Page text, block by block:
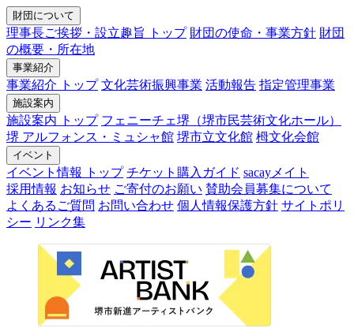
財団について
理事長ご挨拶・設立趣旨 トップ 財団の使命・事業方針 財団
の概要・所在地
事業紹介
事業紹介 トップ 文化芸術振興事業 活動報告 指定管理事業
施設案内
施設案内 トップ フェニーチェ堺（堺市民芸術文化ホール）
堺 アルフォンス・ミュシャ館 堺市立文化館 栂文化会館
イベント
イベント情報 トップ チケット購入ガイド sacayメイト
採用情報 お知らせ ご寄付のお願い 賛助会員募集について
よくあるご質問 お問い合わせ 個人情報保護方針 サイトポリ
シー リンク集